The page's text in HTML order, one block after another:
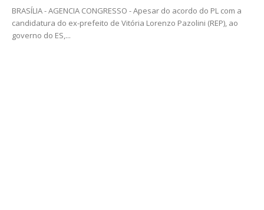
BRASÍLIA - AGENCIA CONGRESSO - Apesar do acordo do PL com a
candidatura do ex-prefeito de Vitória Lorenzo Pazolini (REP), ao
governo do ES,...